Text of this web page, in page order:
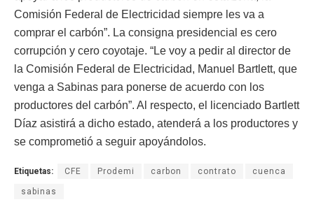
Comisión Federal de Electricidad siempre les va a
comprar el carbón”. La consigna presidencial es cero
corrupción y cero coyotaje. “Le voy a pedir al director de
la Comisión Federal de Electricidad, Manuel Bartlett, que
venga a Sabinas para ponerse de acuerdo con los
productores del carbón”. Al respecto, el licenciado Bartlett
Díaz asistirá a dicho estado, atenderá a los productores y
se comprometió a seguir apoyándolos.
Etiquetas: CFE Prodemi carbon contrato cuenca
sabinas